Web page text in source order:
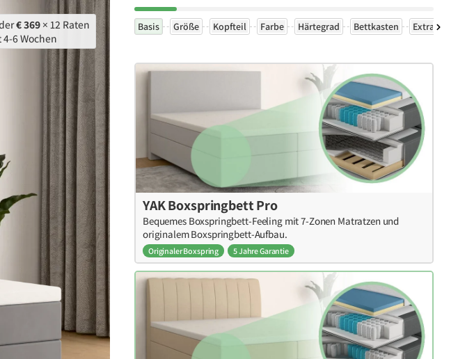
€ 369 × 12 Raten
6 Wochen
Basis Größe Kopfteil Farbe Härtegrad Bettkasten Extras
YAK Boxspringbett Pro
Bequemes Boxspringbett-Feeling mit 7-Zonen Matratzen und
originalem Boxspringbett-Aufbau.
Originaler Boxspring 5 Jahre Garantie